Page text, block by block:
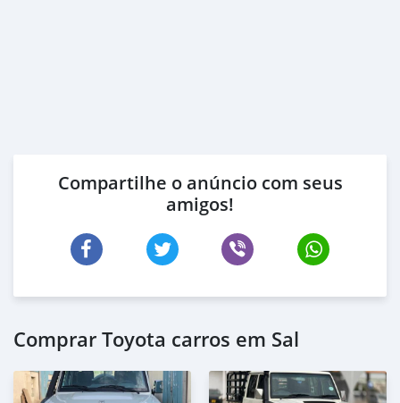
Compartilhe o anúncio com seus
amigos!
Comprar Toyota carros em Sal